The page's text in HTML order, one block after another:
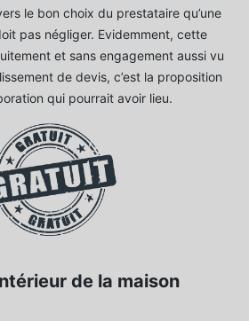
le bon choix du prestataire qu’une
pas négliger. Evidemment, cette
et sans engagement aussi vu
de devis, c’est la proposition
qui pourrait avoir lieu.
de la maison